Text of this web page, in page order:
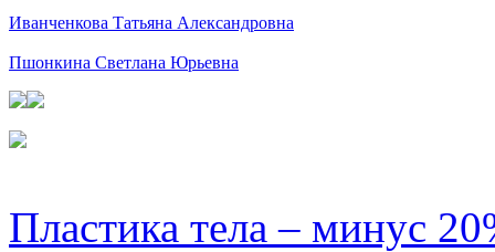
Иванченкова Татьяна Александровна
Пшонкина Светлана Юрьевна
Пластика тела – минус